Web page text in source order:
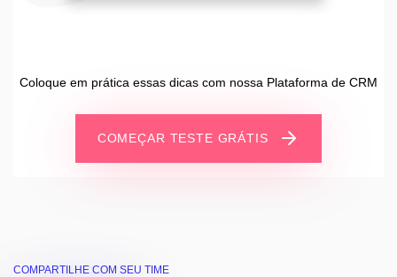
Coloque em prática essas dicas com nossa Plataforma de CRM
COMEÇAR TESTE GRÁTIS
COMPARTILHE COM SEU TIME